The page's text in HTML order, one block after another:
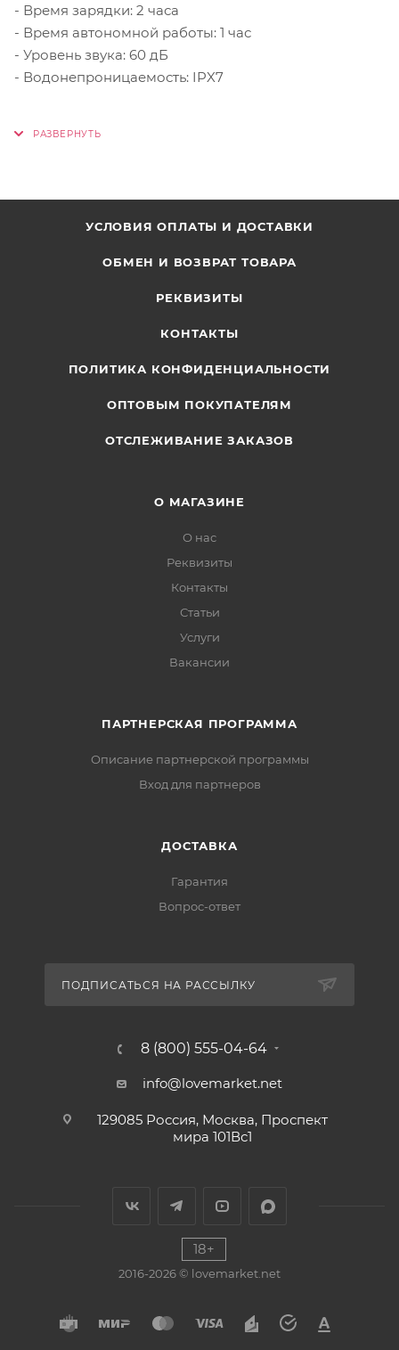
- Время зарядки: 2 часа
- Время автономной работы: 1 час
- Уровень звука: 60 дБ
- Водонепроницаемость: IPX7
УСЛОВИЯ ОПЛАТЫ И ДОСТАВКИ
ОБМЕН И ВОЗВРАТ ТОВАРА
РЕКВИЗИТЫ
КОНТАКТЫ
ПОЛИТИКА КОНФИДЕНЦИАЛЬНОСТИ
ОПТОВЫМ ПОКУПАТЕЛЯМ
ОТСЛЕЖИВАНИЕ ЗАКАЗОВ
О МАГАЗИНЕ
О нас
Реквизиты
Контакты
Статьи
Услуги
Вакансии
ПАРТНЕРСКАЯ ПРОГРАММА
Описание партнерской программы
Вход для партнеров
ДОСТАВКА
Гарантия
Вопрос-ответ
ПОДПИСАТЬСЯ НА РАССЫЛКУ
8 (800) 555-04-64
info@lovemarket.net
129085 Россия, Москва, Проспект
мира 101Вс1
2016-2026 © lovemarket.net
18+